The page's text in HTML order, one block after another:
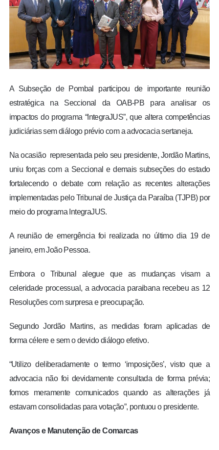
ENQUETE
TV LPB
COLUNISTAS
A Subseção de Pombal participou de importante reunião
estratégica na Seccional da OAB-PB para analisar os
impactos do programa “IntegraJUS”, que altera competências
judiciárias sem diálogo prévio com a advocacia sertaneja.
Na ocasião representada pelo seu presidente, Jordão Martins,
uniu forças com a Seccional e demais subseções do estado
fortalecendo o debate com relação as recentes alterações
implementadas pelo Tribunal de Justiça da Paraíba (TJPB) por
meio do programa IntegraJUS.
A reunião de emergência foi realizada no último dia 19 de
janeiro, em João Pessoa.
Embora o Tribunal alegue que as mudanças visam a
celeridade processual, a advocacia paraibana recebeu as 12
Resoluções com surpresa e preocupação.
Segundo Jordão Martins, as medidas foram aplicadas de
forma célere e sem o devido diálogo efetivo.
“Utilizo deliberadamente o termo ‘imposições’, visto que a
advocacia não foi devidamente consultada de forma prévia;
fomos meramente comunicados quando as alterações já
estavam consolidadas para votação”, pontuou o presidente.
Avanços e Manutenção de Comarcas